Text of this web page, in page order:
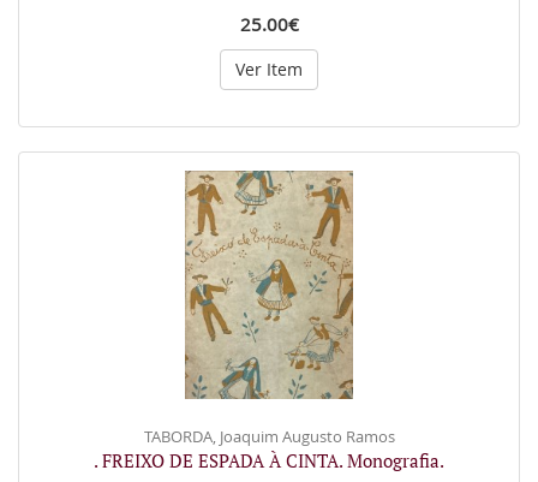
25.00€
Ver Item
TABORDA, Joaquim Augusto Ramos
. FREIXO DE ESPADA À CINTA. Monografia.